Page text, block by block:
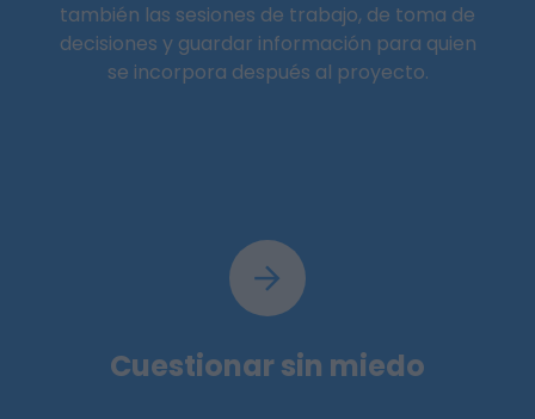
también las sesiones de trabajo, de toma de
decisiones y guardar información para quien
se incorpora después al proyecto.
Cuestionar sin miedo